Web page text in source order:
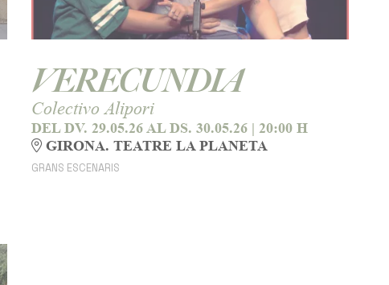
VERECUNDIA
Colectivo Alipori
DEL DV. 29.05.26 AL DS. 30.05.26 | 20:00 H
GIRONA. TEATRE LA PLANETA
GRANS ESCENARIS